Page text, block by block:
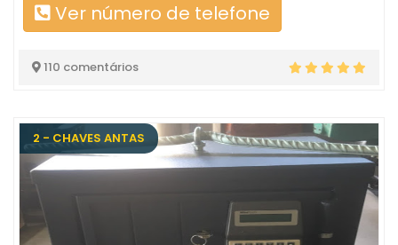
Ver número de telefone
110 comentários
2 - CHAVES ANTAS